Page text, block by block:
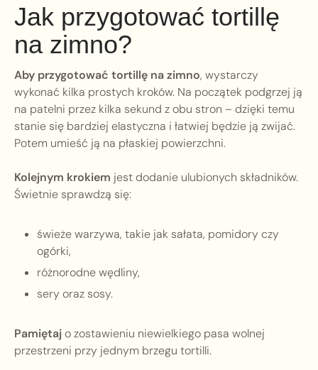
Jak przygotować tortillę
na zimno?
Aby przygotować tortillę na zimno, wystarczy
wykonać kilka prostych kroków. Na początek podgrzej ją
na patelni przez kilka sekund z obu stron – dzięki temu
stanie się bardziej elastyczna i łatwiej będzie ją zwijać.
Potem umieść ją na płaskiej powierzchni.
Kolejnym krokiem jest dodanie ulubionych składników.
Świetnie sprawdzą się:
świeże warzywa, takie jak sałata, pomidory czy
ogórki,
różnorodne wędliny,
sery oraz sosy.
Pamiętajo zostawieniu niewielkiego pasa wolnej
przestrzeni przy jednym brzegu tortilli.